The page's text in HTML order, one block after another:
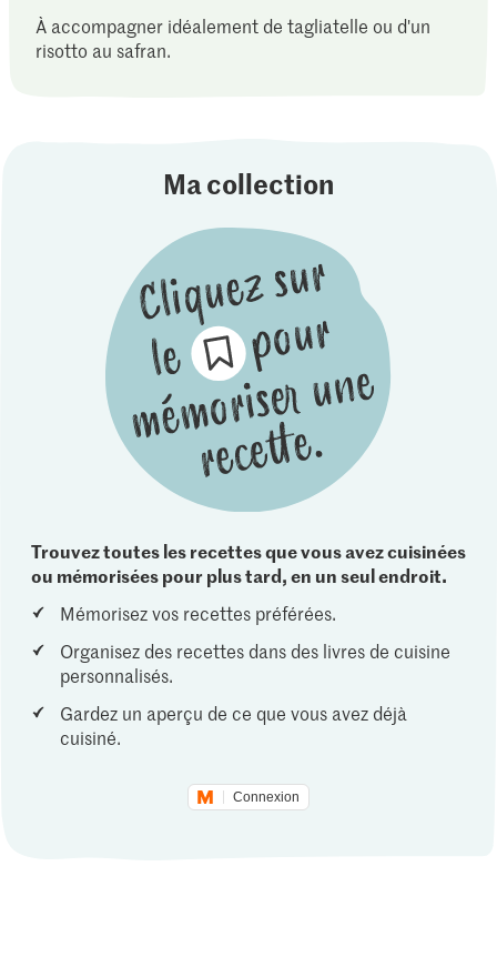
À accompagner idéalement de tagliatelle ou d'un
risotto au safran.
Ma collection
Trouvez toutes les recettes que vous avez cuisinées
ou mémorisées pour plus tard, en un seul endroit.
Mémorisez vos recettes préférées.
Organisez des recettes dans des livres de cuisine
personnalisés.
Gardez un aperçu de ce que vous avez déjà
cuisiné.
Connexion